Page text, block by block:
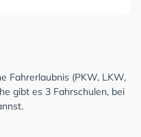
Fahrerlaubnis (PKW, LKW,
gibt es 3 Fahrschulen, bei